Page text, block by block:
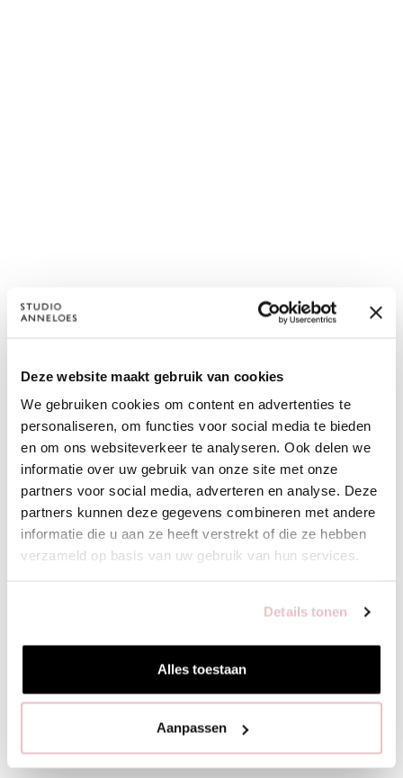
Deze website maakt gebruik van cookies
We gebruiken cookies om content en advertenties te
personaliseren, om functies voor social media te bieden
en om ons websiteverkeer te analyseren. Ook delen we
informatie over uw gebruik van onze site met onze
partners voor social media, adverteren en analyse. Deze
partners kunnen deze gegevens combineren met andere
informatie die u aan ze heeft verstrekt of die ze hebben
verzameld op basis van uw gebruik van hun services.
Details tonen
Alles toestaan
Aanpassen